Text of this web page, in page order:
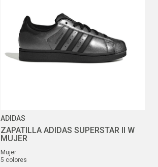
ADIDAS
ZAPATILLA ADIDAS SUPERSTAR II W
MUJER
mujer
5 colores